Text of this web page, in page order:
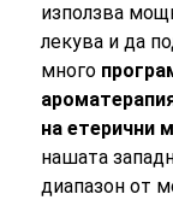
използва
лекува и да
много
на етерични
нашата
диапазон от